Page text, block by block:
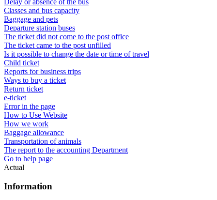
Delay or absence of the bus
Classes and bus capacity
Baggage and pets
Departure station buses
The ticket did not come to the post office
The ticket came to the post unfilled
Is it possible to change the date or time of travel
Child ticket
Reports for business trips
Ways to buy a ticket
Return ticket
e-ticket
Error in the page
How to Use Website
How we work
Baggage allowance
Transportation of animals
The report to the accounting Department
Go to help page
Actual
Information